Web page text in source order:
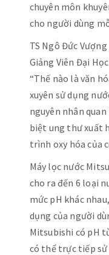
chuyên môn
cho người dùng
TS Ngô Đức
Giảng Viên Đại
“Thế nào là văn
xuyên sử dụng
nguyên nhân
biệt ung thư xuất
trình oxy hóa của
Máy lọc nước
cho ra đến 6 loại
mức pH khác
dụng của người
Mitsubishi có pH
có thể trực tiếp sử